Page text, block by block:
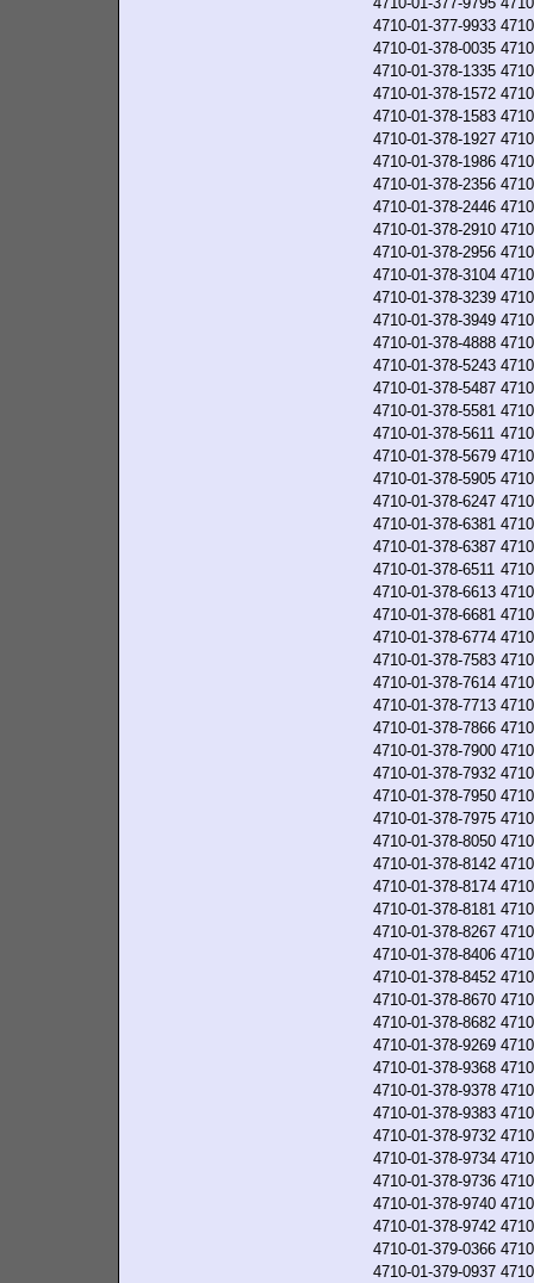
4710-01-377-9933
4710-01-378-0035
4710-01-378-1335
4710-01-378-1572
4710-01-378-1583
4710-01-378-1927
4710-01-378-1986
4710-01-378-2356
4710-01-378-2446
4710-01-378-2910
4710-01-378-2956
4710-01-378-3104
4710-01-378-3239
4710-01-378-3949
4710-01-378-4888
4710-01-378-5243
4710-01-378-5487
4710-01-378-5581
4710-01-378-5611
4710-01-378-5679
4710-01-378-5905
4710-01-378-6247
4710-01-378-6381
4710-01-378-6387
4710-01-378-6511
4710-01-378-6613
4710-01-378-6681
4710-01-378-6774
4710-01-378-7583
4710-01-378-7614
4710-01-378-7713
4710-01-378-7866
4710-01-378-7900
4710-01-378-7932
4710-01-378-7950
4710-01-378-7975
4710-01-378-8050
4710-01-378-8142
4710-01-378-8174
4710-01-378-8181
4710-01-378-8267
4710-01-378-8406
4710-01-378-8452
4710-01-378-8670
4710-01-378-8682
4710-01-378-9269
4710-01-378-9368
4710-01-378-9378
4710-01-378-9383
4710-01-378-9732
4710-01-378-9734
4710-01-378-9736
4710-01-378-9740
4710-01-378-9742
4710-01-379-0366
4710-01-379-0937